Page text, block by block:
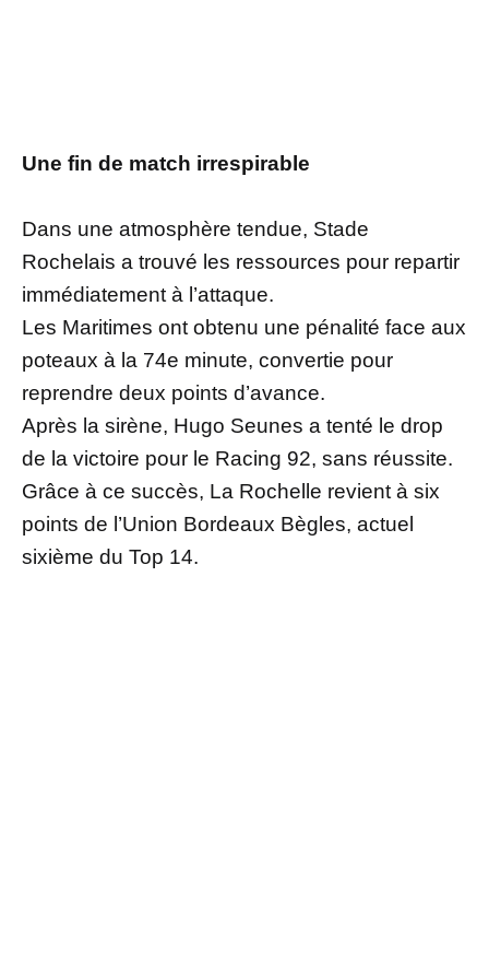
Une fin de match irrespirable
Dans une atmosphère tendue, Stade
Rochelais a trouvé les ressources pour repartir
immédiatement à l’attaque.
Les Maritimes ont obtenu une pénalité face aux
poteaux à la 74e minute, convertie pour
reprendre deux points d’avance.
Après la sirène, Hugo Seunes a tenté le drop
de la victoire pour le Racing 92, sans réussite.
Grâce à ce succès, La Rochelle revient à six
points de l’Union Bordeaux Bègles, actuel
sixième du Top 14.